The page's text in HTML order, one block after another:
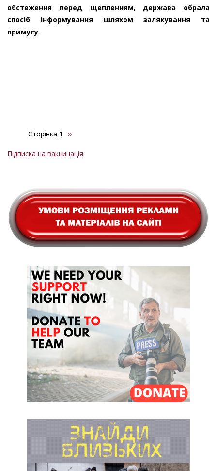
обстеження перед щепленням, держава обрала
спосіб інформування шляхом залякування та
примусу.
Розбивка
сторінки
Сторінка 1
Наступна
››
Підписка на вакцинація